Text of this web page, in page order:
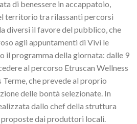
di benessere in accappatoio,
territorio tra rilassanti percorsi
diversi il favore del pubblico, che
agli appuntamenti di Vivi le
il programma della giornata: dalle 9
al percorso Etruscan Wellness
Terme, che prevede al proprio
delle bontà selezionate. In
dallo chef della struttura
dai produttori locali.